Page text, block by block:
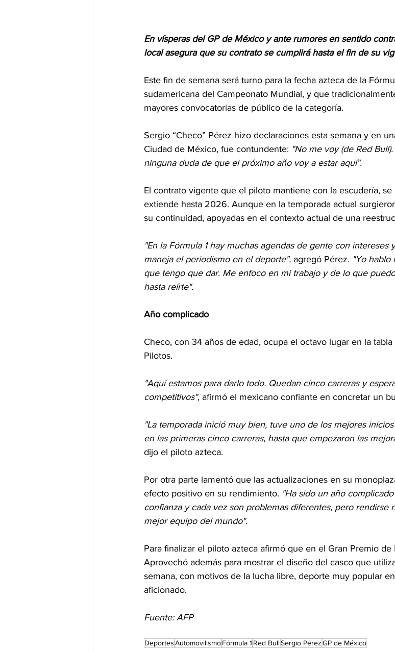
En vísperas del GP de México y ante rumores en sentido
local asegura que su contrato se cumplirá hasta el fin de su
Este fin de semana será turno para la fecha azteca de la
sudamericana del Campeonato Mundial, y que
mayores convocatorias de público de la categoría.
Sergio “Checo” Pérez hizo declaraciones esta semana y en
Ciudad de México, fue contundente: "No me voy (de Red
ninguna duda de que el próximo año voy a estar aquí".
El contrato vigente que el piloto mantiene con la escudería,
extiende hasta 2026. Aunque en la temporada actual
su continuidad, apoyadas en el contexto actual de una
"En la Fórmula 1 hay muchas agendas de gente con
maneja el periodismo en el deporte", agregó Pérez. "Yo hablo
que tengo que dar. Me enfoco en mi trabajo y de lo que
hasta reírte".
Año complicado
Checo, con 34 años de edad, ocupa el octavo lugar en la
Pilotos.
"Aquí estamos para darlo todo. Quedan cinco carreras y
competitivos", afirmó el mexicano confiante en concretar un
"La temporada inició muy bien, tuve uno de los mejores
en las primeras cinco carreras, hasta que empezaron las
dijo el piloto azteca.
Por otra parte lamentó que las actualizaciones en su
efecto positivo en su rendimiento. "Ha sido un año
confianza y cada vez son problemas diferentes, pero rendirse
mejor equipo del mundo".
Para finalizar el piloto azteca afirmó que en el Gran Premio de
Aprovechó además para mostrar el diseño del casco que
semana, con motivos de la lucha libre, deporte muy popular
aficionado.
Fuente: AFP
DeportesAutomovilismoFórmula 1 Red BullSergio PérezGP de México